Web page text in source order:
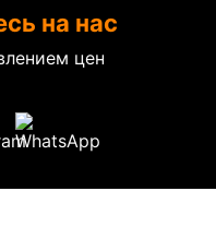
на нас
цен